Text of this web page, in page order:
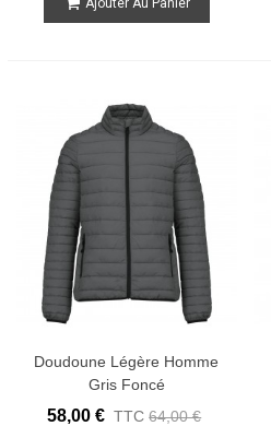
Ajouter Au Panier
Doudoune Légère Homme
Gris Foncé
58,00 € TTC 64,00 €